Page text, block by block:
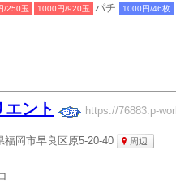
/250玉 1000円/920玉 パチ 1000円/46枚
エント https://76883.p-
福岡市早良区原5-20-40 周辺